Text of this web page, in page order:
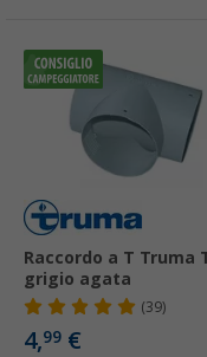
Raccordo a T Truma
grigio agata
(39)
4,99 €